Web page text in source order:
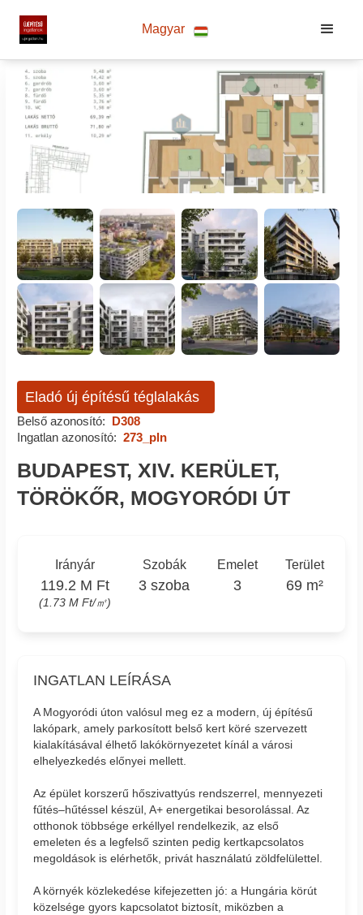
Magyar
Eladó új építésű téglalakás
Belső azonosító: D308
Ingatlan azonosító: 273_pln
BUDAPEST, XIV. KERÜLET,
TÖRÖKŐR, MOGYORÓDI ÚT
Irányár
119.2 M Ft
(1.73 M Ft/㎡)
Szobák
3 szoba
Emelet
3
Terület
69 m²
INGATLAN LEÍRÁSA
A Mogyoródi úton valósul meg ez a modern, új építésű
lakópark, amely parkosított belső kert köré szervezett
kialakításával élhető lakókörnyezetet kínál a városi
elhelyezkedés előnyei mellett.
Az épület korszerű hőszivattyús rendszerrel, mennyezeti
fűtés–hűtéssel készül, A+ energetikai besorolással. Az
otthonok többsége erkéllyel rendelkezik, az első
emeleten és a legfelső szinten pedig kertkapcsolatos
megoldások is elérhetők, privát használatú zöldfelülettel.
A környék közlekedése kifejezetten jó: a Hungária körút
közelsége gyors kapcsolatot biztosít, miközben a